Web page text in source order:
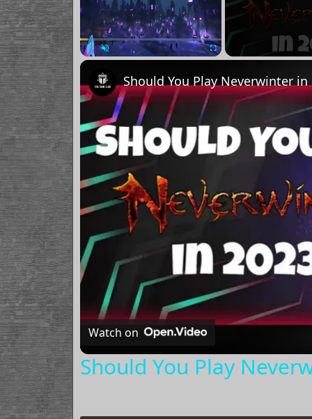
Should You Play Neverwinter in
Watch on
Should You Play